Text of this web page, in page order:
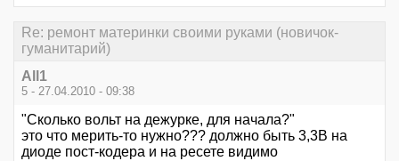
Re: ремонт материнки своими руками (новичок-
гуманитарий)
All1
5 - 27.04.2010 - 09:38
"Сколько вольт на дежурке, для начала?"
это что мерить-то нужно??? должно быть 3,3В на
диоде пост-кодера и на ресете видимо